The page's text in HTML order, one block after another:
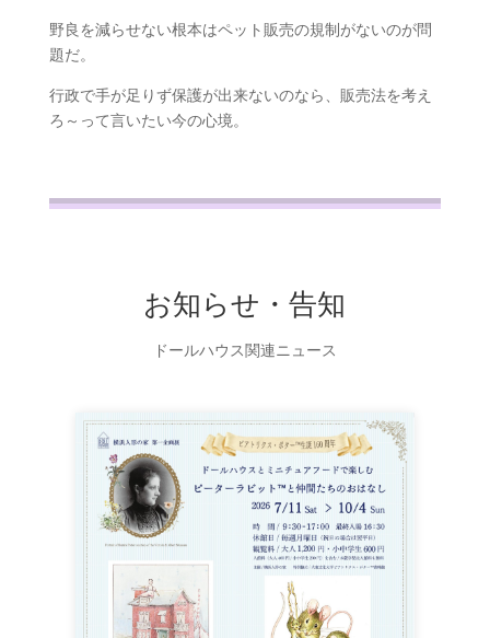
野良を減らせない根本はペット販売の規制がないのが問
題だ。
行政で手が足りず保護が出来ないのなら、販売法を考え
ろ～って言いたい今の心境。
お知らせ・告知
ドールハウス関連ニュース